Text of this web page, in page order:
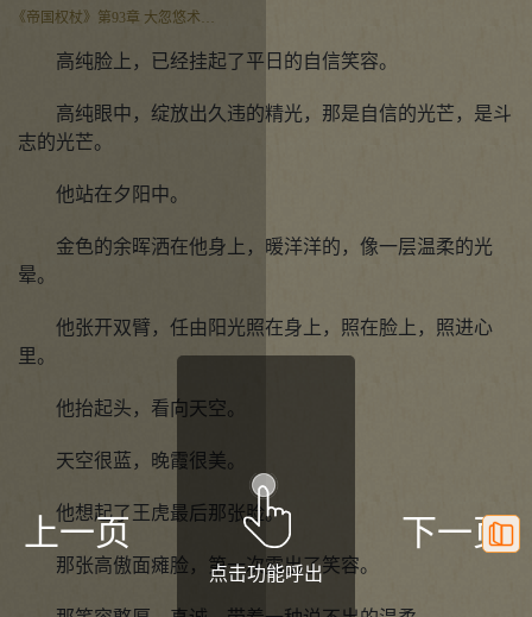
上一页
点击功能呼出
下一页
《帝国权杖》第93章 大忽悠术进阶
高纯脸上，已经挂起了平日的自信笑容。
高纯眼中，绽放出久违的精光，那是自信的光芒，是斗
志的光芒。
他站在夕阳中。
金色的余晖洒在他身上，暖洋洋的，像一层温柔的光
晕。
他张开双臂，任由阳光照在身上，照在脸上，照进心
里。
他抬起头，看向天空。
天空很蓝，晚霞很美。
他想起了王虎最后那张脸。
那张高傲面瘫脸，第一次露出了笑容。